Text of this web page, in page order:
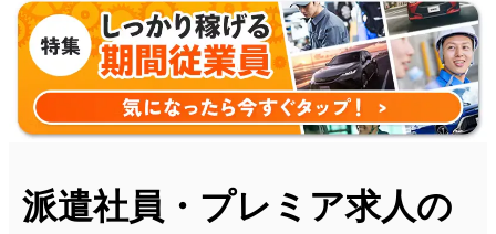
派遣社員・プレミア求人の